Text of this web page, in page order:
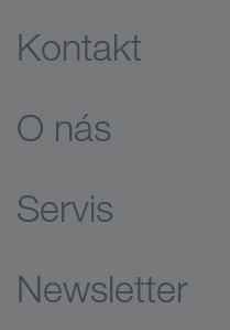
Kontakt
O nás
Servis
Newsletter